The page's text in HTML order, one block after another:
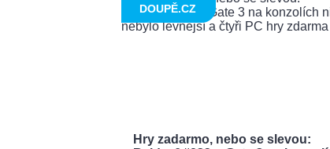
Hry zadarmo, nebo se slevou:
DOUPĚ.CZ